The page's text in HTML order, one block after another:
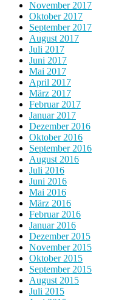
November 2017
Oktober 2017
September 2017
August 2017
Juli 2017
Juni 2017
Mai 2017
April 2017
März 2017
Februar 2017
Januar 2017
Dezember 2016
Oktober 2016
September 2016
August 2016
Juli 2016
Juni 2016
Mai 2016
März 2016
Februar 2016
Januar 2016
Dezember 2015
November 2015
Oktober 2015
September 2015
August 2015
Juli 2015